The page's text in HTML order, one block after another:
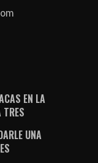
EN LA
TRES
UNA